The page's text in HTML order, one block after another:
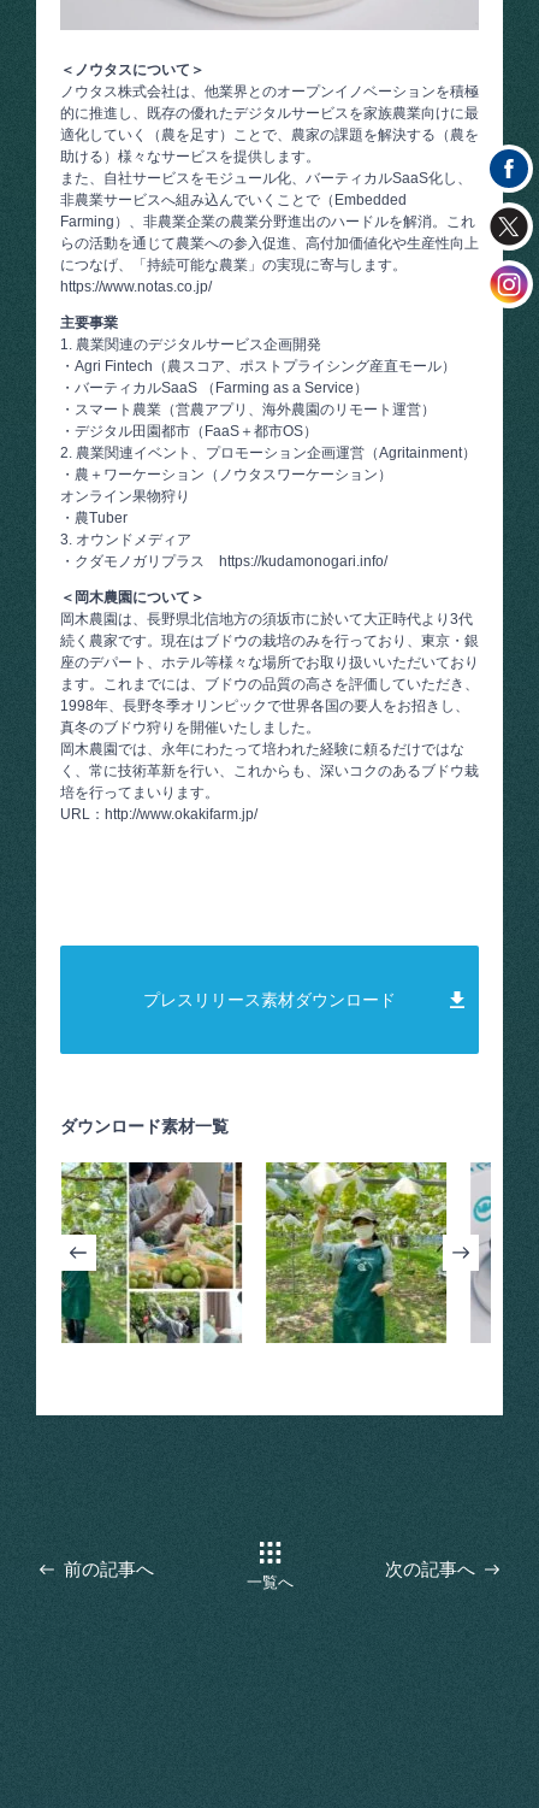
＜ノウタスについて＞
ノウタス株式会社は、他業界とのオープンイノベーションを積極
的に推進し、既存の優れたデジタルサービスを家族農業向けに最
適化していく（農を足す）ことで、農家の課題を解決する（農を
助ける）様々なサービスを提供します。
また、自社サービスをモジュール化、バーティカルSaaS化し、
非農業サービスへ組み込んでいくことで（Embedded
Farming）、非農業企業の農業分野進出のハードルを解消。これ
らの活動を通じて農業への参入促進、高付加価値化や生産性向上
につなげ、「持続可能な農業」の実現に寄与します。
https://www.notas.co.jp/
主要事業
1. 農業関連のデジタルサービス企画開発
・Agri Fintech（農スコア、ポストプライシング産直モール）
・バーティカルSaaS （Farming as a Service）
・スマート農業（営農アプリ、海外農園のリモート運営）
・デジタル田園都市（FaaS＋都市OS）
2. 農業関連イベント、プロモーション企画運営（Agritainment）
・農＋ワーケーション（ノウタスワーケーション）
オンライン果物狩り
・農Tuber
3. オウンドメディア
・クダモノガリプラス
https://kudamonogari.info/
＜岡木農園について＞
岡木農園は、長野県北信地方の須坂市に於いて大正時代より3代
続く農家です。現在はブドウの栽培のみを行っており、東京・銀
座のデパート、ホテル等様々な場所でお取り扱いいただいており
ます。これまでには、ブドウの品質の高さを評価していただき、
1998年、長野冬季オリンピックで世界各国の要人をお招きし、
真冬のブドウ狩りを開催いたしました。
岡木農園では、永年にわたって培われた経験に頼るだけではな
く、常に技術革新を行い、これからも、深いコクのあるブドウ栽
培を行ってまいります。
URL： http://www.okakifarm.jp/
プレスリリース素材ダウンロード
ダウンロード素材一覧
前の記事へ
一覧へ
次の記事へ